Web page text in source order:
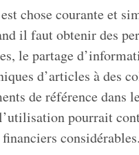
chose courante et
il faut obtenir des
le partage
d’articles à des
de référence dans
pourrait
considérables.